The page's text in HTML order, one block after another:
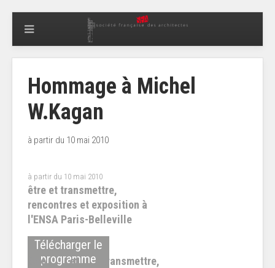
Hommage à Michel
W.Kagan
à partir du 10 mai 2010
à partir du 10 mai 2010
être et transmettre,
rencontres et exposition à
l'ENSA Paris-Belleville
Télécharger le
programme
être et transmettre,